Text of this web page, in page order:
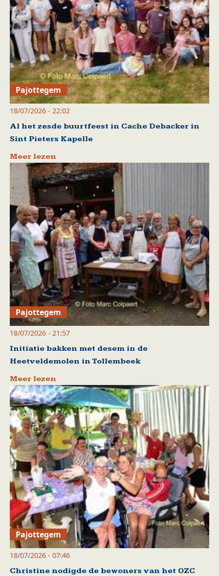
Pajottegem
18/07/2026 - 22:02
Al het zesde buurtfeest in Cache Debacker in
Sint Pieters Kapelle
Meer lezen
Pajottegem
18/07/2026 - 21:57
Initiatie bakken met desem in de
Heetveldemolen in Tollembeek
Meer lezen
Pajottegem
18/07/2026 - 07:46
Christine nodigde de bewoners van het OZC